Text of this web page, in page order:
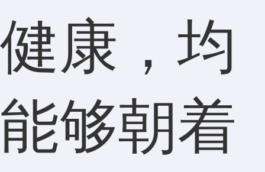
健康，均
能够朝着